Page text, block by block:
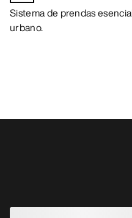
Sistema de prendas
urbano.